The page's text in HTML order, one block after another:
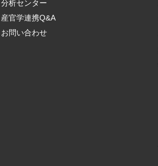
分析センター
産官学連携Q&A
お問い合わせ